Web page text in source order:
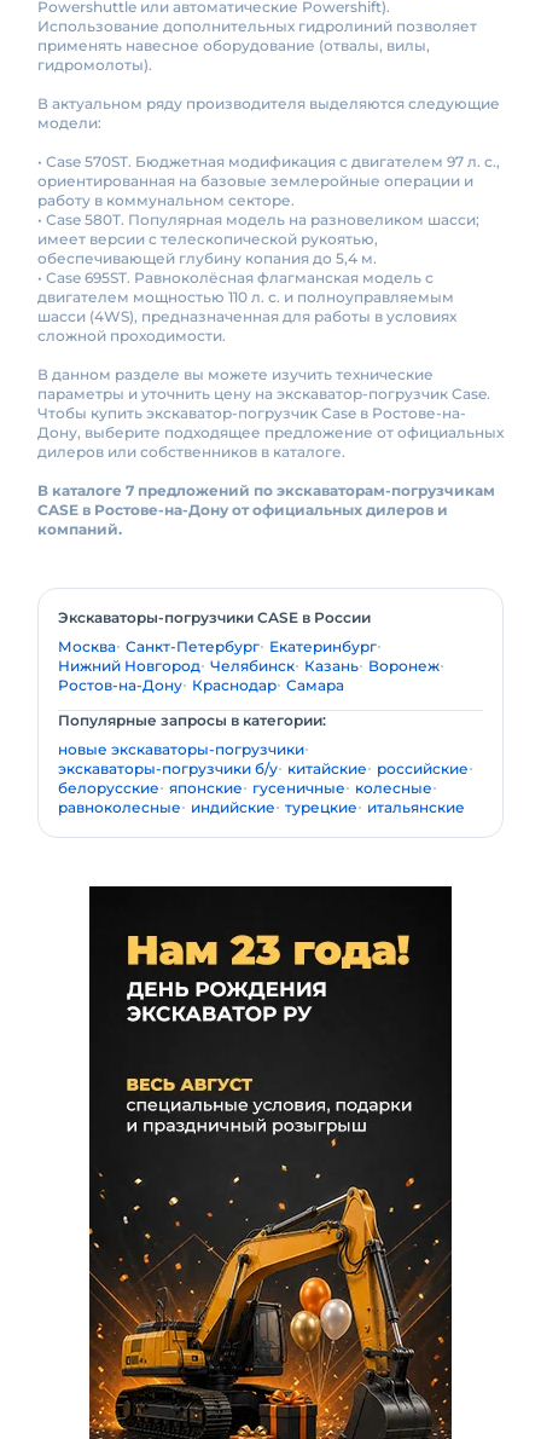
Powershuttle или автоматические Powershift).
Использование дополнительных гидролиний позволяет
применять навесное оборудование (отвалы, вилы,
гидромолоты).
В актуальном ряду производителя выделяются следующие
модели:
• Case 570ST. Бюджетная модификация с двигателем 97 л. с.,
ориентированная на базовые землеройные операции и
работу в коммунальном секторе.
• Case 580T. Популярная модель на разновеликом шасси;
имеет версии с телескопической рукоятью,
обеспечивающей глубину копания до 5,4 м.
• Case 695ST. Равноколёсная флагманская модель с
двигателем мощностью 110 л. с. и полноуправляемым
шасси (4WS), предназначенная для работы в условиях
сложной проходимости.
В данном разделе вы можете изучить технические
параметры и уточнить цену на экскаватор-погрузчик Case.
Чтобы купить экскаватор-погрузчик Case в Ростове-на-
Дону, выберите подходящее предложение от официальных
дилеров или собственников в каталоге.
В каталоге 7 предложений по экскаваторам-погрузчикам
CASE в Ростове-на-Дону от официальных дилеров и
компаний.
Экскаваторы-погрузчики CASE в России
Москва Санкт-Петербург Екатеринбург
Нижний Новгород Челябинск Казань Воронеж
Ростов-на-Дону Краснодар Самара
Популярные запросы в категории:
новые экскаваторы-погрузчики
экскаваторы-погрузчики б/у китайские
российские
белорусские японские гусеничные
колесные
равноколесные
индийские турецкие итальянские